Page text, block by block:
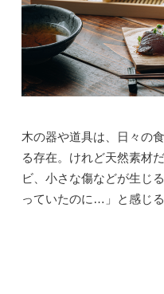
木の器や道具は、日々の
る存在。けれど天然素材
ビ、小さな傷などが生じ
っていたのに…」と感じ